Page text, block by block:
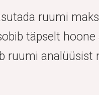
ruumi
täpselt
ruumi analüüsist